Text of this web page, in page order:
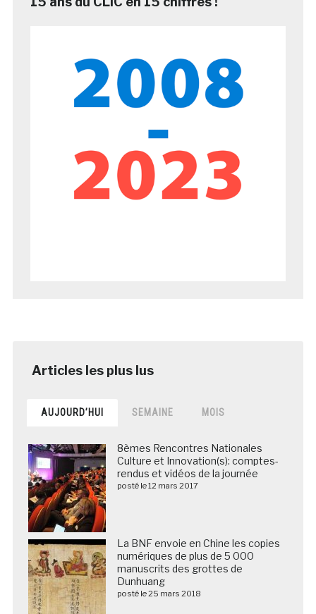
AUJOURD’HUI SEMAINE MOIS
8èmes Rencontres Nationales
Culture et Innovation(s): comptes-
rendus et vidéos de la journée
posté le 12 mars 2017
La BNF envoie en Chine les copies
numériques de plus de 5 000
manuscrits des grottes de
Dunhuang
posté le 25 mars 2018